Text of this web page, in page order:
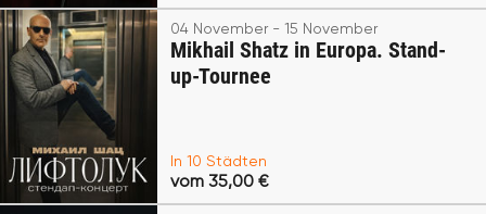
04 November - 15 November
Mikhail Shatz in Europa. Stand-
up-Tournee
In 10 Städten
vom 35,00 €